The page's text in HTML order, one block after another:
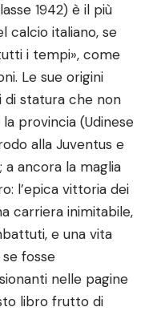
1942) è il più
calcio italiano, se
i tempi», come
Le sue origini
statura che non
provincia (Udinese
alla Juventus e
ancora la maglia
l’epica vittoria dei
carriera inimitabile,
e una vita
fosse
nelle pagine
libro frutto di